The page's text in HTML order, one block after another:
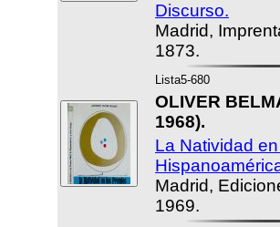
Discurso.
Madrid,
1873.
Lista5-680
OLIVER
1968).
La Natividad
Madrid,
1969.